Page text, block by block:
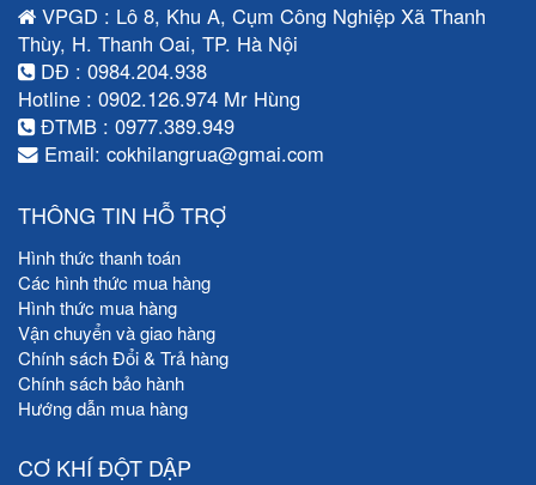
VPGD : Lô 8, Khu A, Cụm Công Nghiệp Xã Thanh
Thùy, H. Thanh Oai, TP. Hà Nội
DĐ : 0984.204.938
Hotline : 0902.126.974 Mr Hùng
ĐTMB : 0977.389.949
Email: cokhilangrua@gmai.com
THÔNG TIN HỖ TRỢ
Hình thức thanh toán
Các hình thức mua hàng
Hình thức mua hàng
Vận chuyển và giao hàng
Chính sách Đổi & Trả hàng
Chính sách bảo hành
Hướng dẫn mua hàng
CƠ KHÍ ĐỘT DẬP